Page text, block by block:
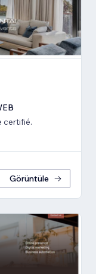
certifié.
Görüntüle